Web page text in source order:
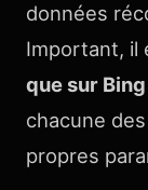
données
Important, il
que sur
chacune
propres